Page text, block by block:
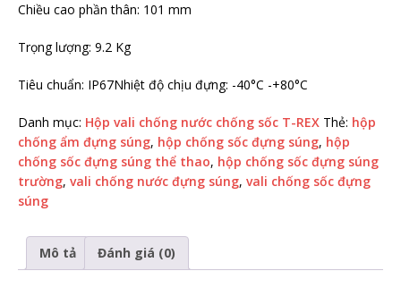
Chiều cao phần thân: 101 mm
Trọng lượng: 9.2 Kg
Tiêu chuẩn: IP67Nhiệt độ chịu đựng: -40°C -+80°C
Danh mục: Hộp vali chống nước chống sốc T-REX Thẻ: hộp
chống ẩm đựng súng, hộp chống sốc đựng súng, hộp
chống sốc đựng súng thể thao, hộp chống sốc đựng súng
trường, vali chống nước đựng súng, vali chống sốc đựng
súng
Mô tả Đánh giá (0)